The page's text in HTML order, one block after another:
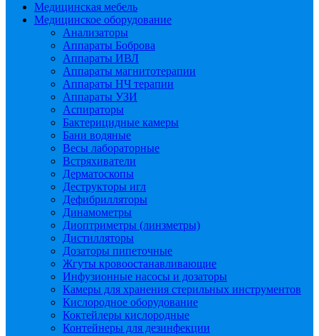
Медицинская мебель
Медицинское оборудование
Анализаторы
Аппараты Боброва
Аппараты ИВЛ
Аппараты магнитотерапии
Аппараты НЧ терапии
Аппараты УЗИ
Аспираторы
Бактерицидные камеры
Бани водяные
Весы лабораторные
Встряхиватели
Дерматоскопы
Деструкторы игл
Дефибрилляторы
Динамометры
Диоптриметры (линзметры)
Дистилляторы
Дозаторы пипеточные
Жгуты кровоостанавливающие
Инфузионные насосы и дозаторы
Камеры для хранения стерильных инструментов
Кислородное оборудование
Коктейлеры кислородные
Контейнеры для дезинфекции